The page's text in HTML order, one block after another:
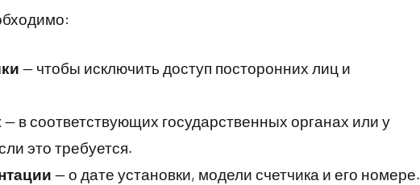
— чтобы исключить доступ посторонних лиц и
— в соответствующих государственных органах или у
это требуется.
— о дате установки, модели счетчика и его номере.